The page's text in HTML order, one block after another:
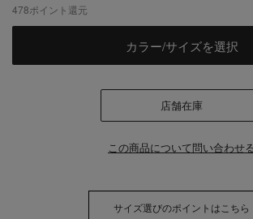
478ポイント還元
カラー/サイズを選択
店舗在庫
この商品について問い合わせ
サイズ選びのポイントはこちら